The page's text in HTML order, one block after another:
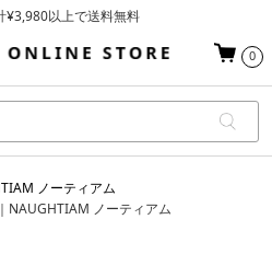
¥3,980以上で送料無料
発送（一部お取り寄せ商品を除く）
0
ノーティアム
NAUGHTIAM ノーティアム